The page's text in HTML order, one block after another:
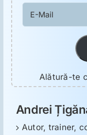
Mail
Alătură-te
Andrei
Autor, trainer,